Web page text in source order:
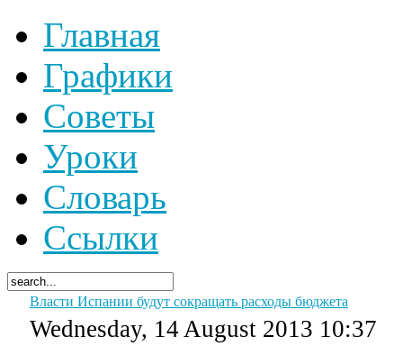
Главная
Графики
Советы
Уроки
Словарь
Ссылки
Власти Испании будут сокращать расходы бюджета
Wednesday, 14 August 2013 10:37